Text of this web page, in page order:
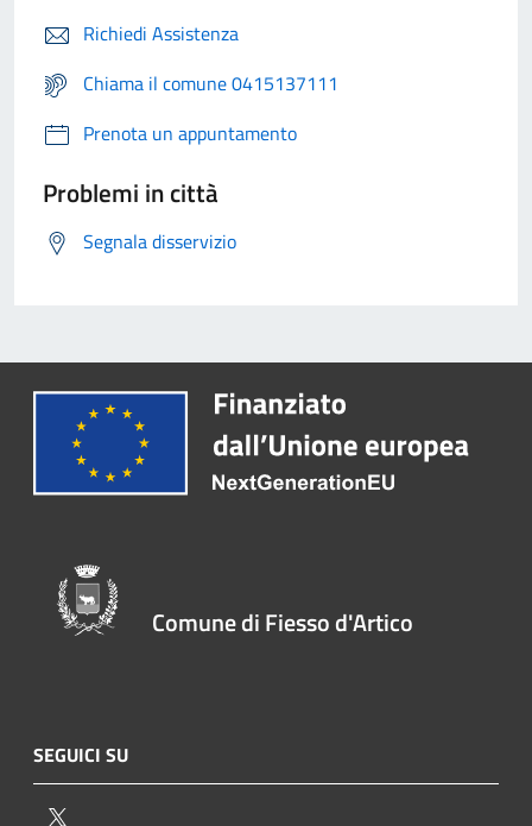
Richiedi Assistenza
Chiama il comune 0415137111
Prenota un appuntamento
Problemi in città
Segnala disservizio
Comune di Fiesso d'Artico
SEGUICI SU